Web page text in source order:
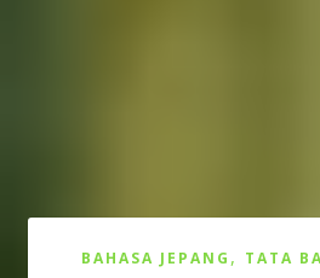
BAHASA JEPANG , TATA